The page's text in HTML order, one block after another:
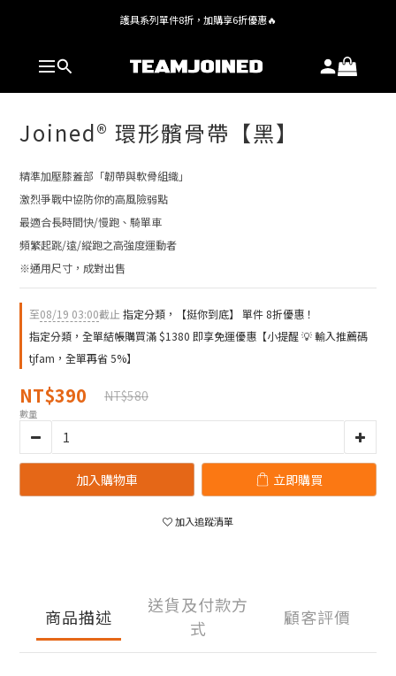
全館 $1,380 即享免運
護具系列單件8折，加購享6折優惠🔥
全館 $1,380 即享免運
Joined® 環形髕骨帶【黑】
精準加壓膝蓋部「韌帶與軟骨組織」
激烈爭戰中協防你的高風險弱點
最適合長時間快/慢跑、騎單車
頻繁起跳/遠/縱跑之高強度運動者
※通用尺寸，成對出售
至08/19 03:00截止 指定分類，【挺你到底】 單件 8折優惠！
指定分類，全單結帳購買滿 $1380 即享免運優惠【小提醒 💡 輸入推薦碼
tjfam，全單再省 5%】
NT$390 NT$580
數量
加入購物車 立即購買
加入追蹤清單
商品描述
送貨及付款方
式
顧客評價